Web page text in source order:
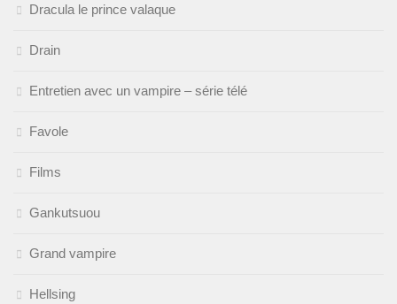
Dracula le prince valaque
Drain
Entretien avec un vampire – série télé
Favole
Films
Gankutsuou
Grand vampire
Hellsing